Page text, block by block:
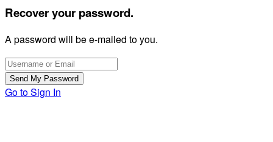
Recover your password.
A password will be e-mailed to you.
Go to Sign In